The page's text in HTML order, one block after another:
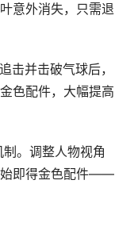
意外消失，只需退
并击破气球后，
色配件，大幅提高
。调整人物视角
始即得金色配件——